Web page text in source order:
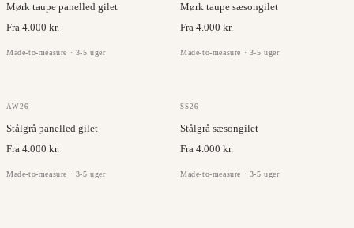
Mørk taupe panelled gilet
Fra 4.000 kr.
Made-to-measure · 3-5 uger
Mørk taupe sæsongilet
Fra 4.000 kr.
Made-to-measure · 3-5 uger
OLMETEX
AW26
Stålgrå panelled gilet
Fra 4.000 kr.
Made-to-measure · 3-5 uger
SS26
Stålgrå sæsongilet
Fra 4.000 kr.
Made-to-measure · 3-5 uger